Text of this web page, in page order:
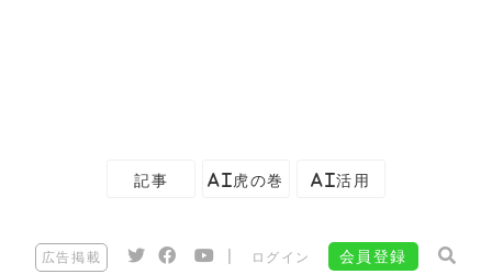
記事 AI虎の巻 AI活用
広告掲載 ログイン 会員登録